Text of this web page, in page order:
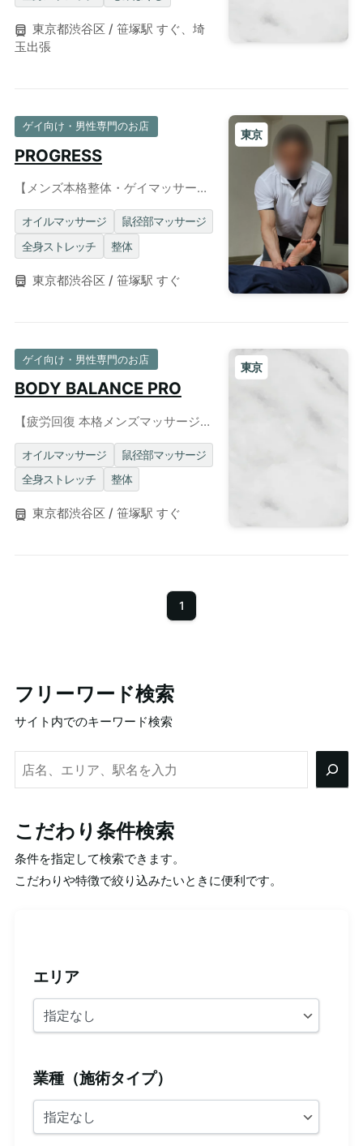
東京都渋谷区 / 笹塚駅 すぐ、埼
玉出張
東京
ゲイ向け・男性専門のお店
PROGRESS
【メンズ本格整体・ゲイマッサー
ル肉体美◎清潔感のある個室も完備
オイルマッサージ
鼠径部マッサージ
全身ストレッチ
整体
東京都渋谷区 / 笹塚駅 すぐ
東京
ゲイ向け・男性専門のお店
BODY BALANCE PRO
【疲労回復 本格メンズマッサージ】
保持◎清潔感のある個室も完備
オイルマッサージ
鼠径部マッサージ
全身ストレッチ
整体
東京都渋谷区 / 笹塚駅 すぐ
1
フリーワード検索
サイト内でのキーワード検索
検
索
こだわり条件検索
条件を指定して検索できます。
こだわりや特徴で絞り込みたいときに便利です。
エリア
業種（施術タイプ）